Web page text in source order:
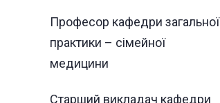
Професор кафедри загальної
практики – сімейної
медицини
Старший викладач кафедри